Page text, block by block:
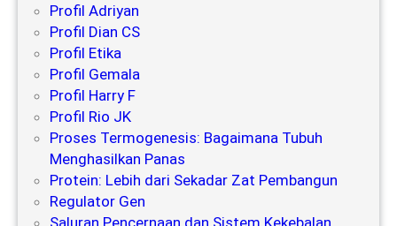
Profil Adriyan
Profil Dian CS
Profil Etika
Profil Gemala
Profil Harry F
Profil Rio JK
Proses Termogenesis: Bagaimana Tubuh
Menghasilkan Panas
Protein: Lebih dari Sekadar Zat Pembangun
Regulator Gen